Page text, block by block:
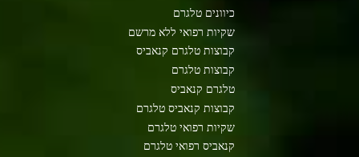
כיוונים טלגרם
שקיות רפואי ללא מרשם
קבוצות טלגרם קנאביס
קבוצות טלגרם
טלגרם קנאביס
קבוצות קנאביס טלגרם
שקיות רפואי טלגרם
קנאביס רפואי טלגרם